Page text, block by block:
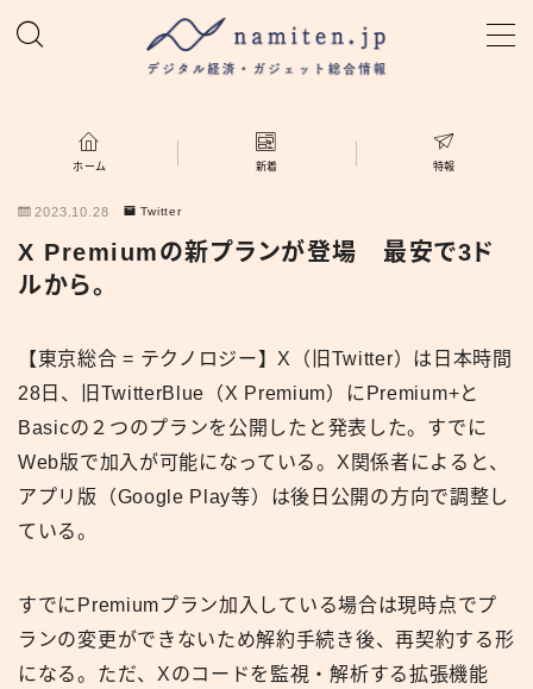
ホーム
新着
namiten.jp
ホーム 新着 特報
2023.10.28 Twitter
X Premiumの新プランが登場 最安で3ド
ルから。
【東京総合 = テクノロジー】X（旧Twitter）は日本時間
28日、旧TwitterBlue（X Premium）にPremium+と
Basicの２つのプランを公開したと発表した。すでに
Web版で加入が可能になっている。X関係者によると、
アプリ版（Google Play等）は後日公開の方向で調整し
ている。
すでにPremiumプラン加入している場合は現時点でプ
ランの変更ができないため解約手続き後、再契約する形
になる。ただ、Xのコードを監視・解析する拡張機能